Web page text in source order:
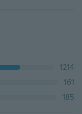
1214
161
185